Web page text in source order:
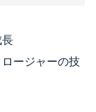
長
ージャーの技